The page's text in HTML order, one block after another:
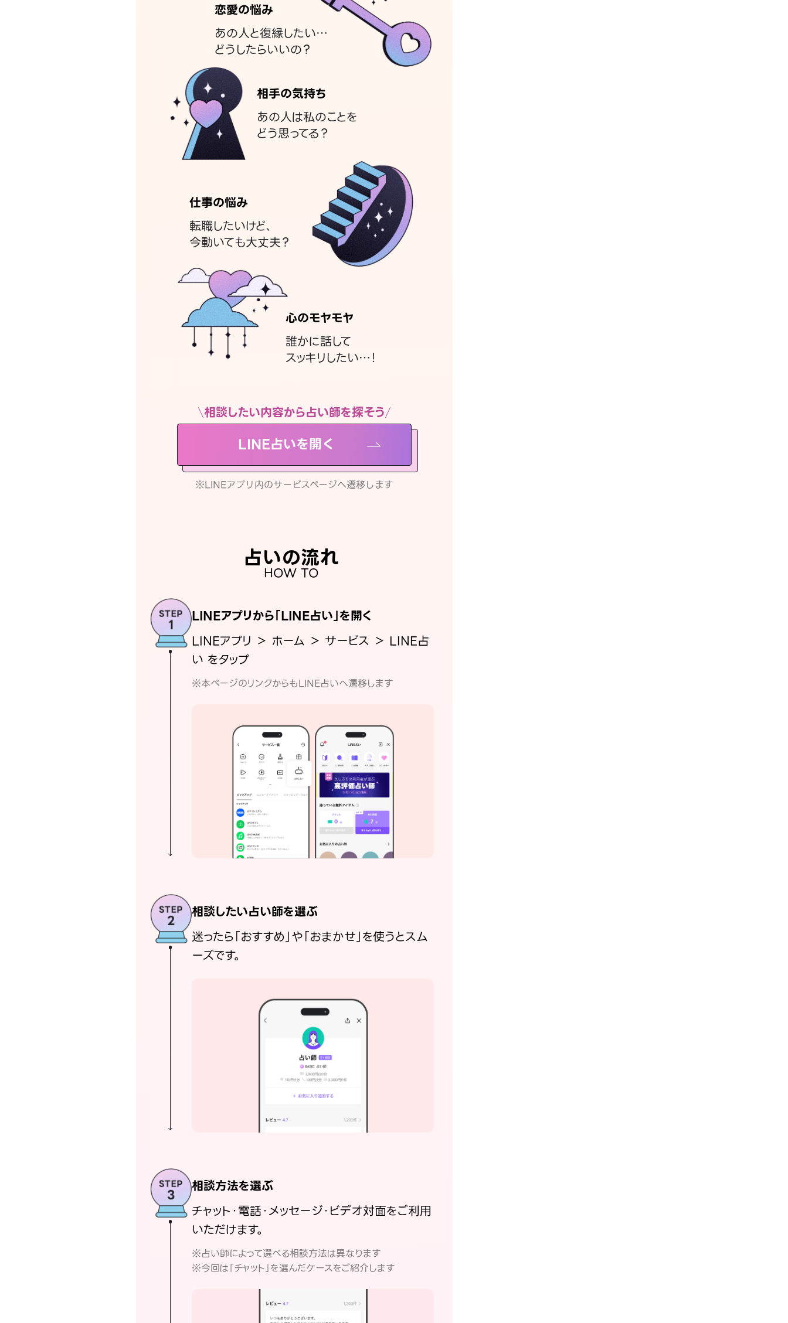
恋愛の悩み
あの人と復縁したい…
どうしたらいいの？
相手の気持ち
あの人は私のことを
どう思ってる？
仕事の悩み
転職したいけど、
今動いても大丈夫？
心のモヤモヤ
誰かに話して
スッキリしたい…！
相談したい内容から占い師を探そう
LINE占いを開く
※LINEアプリ内のサービスページへ遷移します
占いの流れ
HOW TO
LINEアプリから「LINE占い」を開く
LINEアプリ ＞ ホーム ＞ サービス ＞ LINE占
い をタップ
※本ページのリンクからもLINE占いへ遷移します
相談したい占い師を選ぶ
迷ったら「おすすめ」や「おまかせ」を使うとスム
ーズです。
相談方法を選ぶ
チャット・電話・メッセージ・ビデオ対面をご利用
いただけます。
※占い師によって選べる相談方法は異なります
※今回は「チャット」を選んだケースをご紹介します